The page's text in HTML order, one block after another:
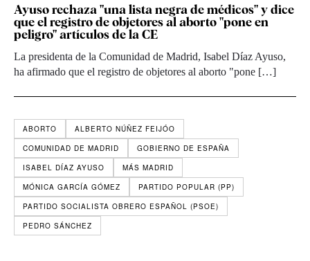
Ayuso rechaza "una lista negra de médicos" y dice
que el registro de objetores al aborto "pone en
peligro" artículos de la CE
La presidenta de la Comunidad de Madrid, Isabel Díaz Ayuso,
ha afirmado que el registro de objetores al aborto "pone […]
ABORTO
ALBERTO NÚÑEZ FEIJÓO
COMUNIDAD DE MADRID
GOBIERNO DE ESPAÑA
ISABEL DÍAZ AYUSO
MÁS MADRID
MÓNICA GARCÍA GÓMEZ
PARTIDO POPULAR (PP)
PARTIDO SOCIALISTA OBRERO ESPAÑOL (PSOE)
PEDRO SÁNCHEZ